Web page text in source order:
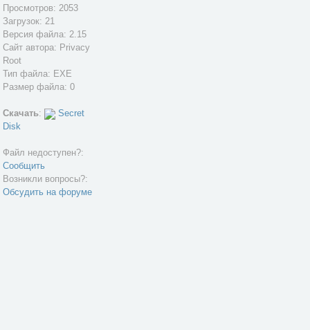
Просмотров: 2053
Загрузок: 21
Версия файла: 2.15
Сайт автора: Privacy
Root
Тип файла: EXE
Размер файла: 0
Скачать:
Secret
Disk
Файл недоступен?:
Сообщить
Возникли вопросы?:
Обсудить на форуме